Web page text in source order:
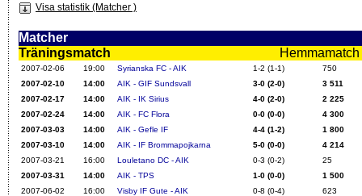
Visa statistik (Matcher )
Matcher
Träningsmatch
2007-02-06 19:00 Syrianska FC - AIK 1-2 (1-1)
750
2007-02-10
14:00 AIK - GIF Sundsvall 3-0 (2-0)
3 511
2007-02-17
14:00 AIK - IK Sirius 4-0 (2-0)
2 225
2007-02-24
14:00 AIK - FC Flora 0-0 (0-0)
4 300
2007-03-03
14:00 AIK - Gefle IF 4-4 (1-2)
1 800
2007-03-10
14:00 AIK - IF Brommapojkarna 5-0 (0-0)
4 214
2007-03-21
16:00 Louletano DC - AIK 0-3 (0-2)
25
2007-03-31
14:00 AIK - TPS 1-0 (0-0)
1 500
2007-06-02
16:00 Visby IF Gute - AIK 0-8 (0-4) 623